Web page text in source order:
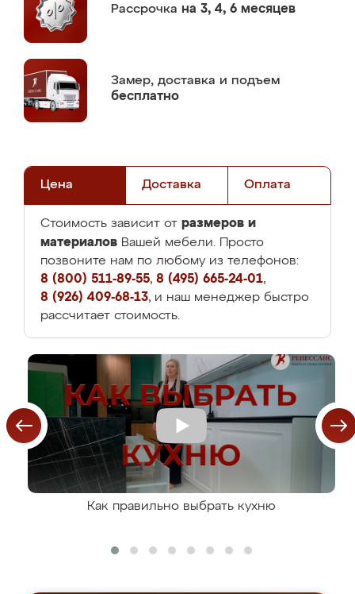
Рассрочка на 3, 4, 6 месяцев
Замер, доставка и подъем
бесплатно
Цена Доставка Оплата
Стоимость зависит от размеров и
материалов Вашей мебели. Просто
позвоните нам по любому из телефонов:
8 (800) 511-89-55, 8 (495) 665-24-01,
8 (926) 409-68-13, и наш менеджер быстро
рассчитает стоимость.
Как правильно выбрать кухню